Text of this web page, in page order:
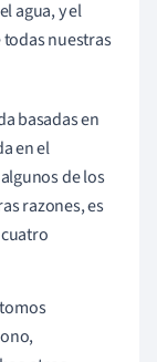
agua, y el
nuestras
basadas en
en el
de los
razones, es